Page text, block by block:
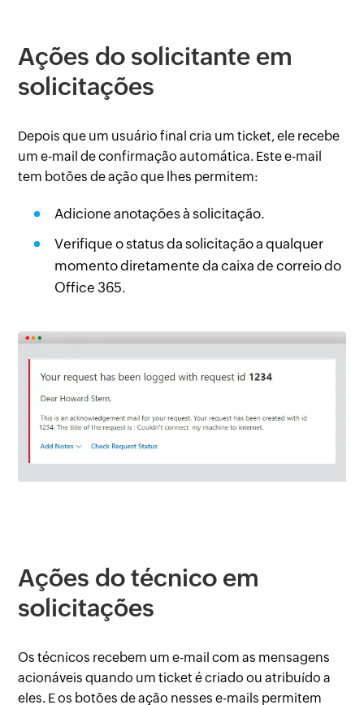
Ações do solicitante em
solicitações
Depois que um usuário final cria um ticket, ele recebe
um e-mail de confirmação automática. Este e-mail
tem botões de ação que lhes permitem:
Adicione anotações à solicitação.
Verifique o status da solicitação a qualquer
momento diretamente da caixa de correio do
Office 365.
Ações do técnico em
solicitações
Os técnicos recebem um e-mail com as mensagens
acionáveis quando um ticket é criado ou atribuído a
eles. E os botões de ação nesses e-mails permitem